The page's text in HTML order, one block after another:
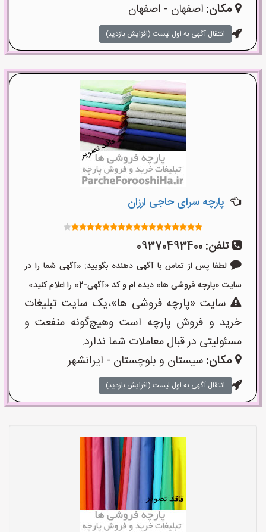
مکان: اصفهان - اصفهان
انتقال آگهی به اول لیست (افزایش بازدید)
پارچه سرای حاجی ارزان
تلفن: 09370493400
لطفا پس از تماس با آگهی دهنده بگویید: «آگهی شما را در
سایت «پارچه فروشی ها» دیده ام و کد «آگهی-2» را اعلام کنید»
سایت «پارچه فروشی ها»،یک سایت تبلیغات
خرید و فروش پارچه است وهیچ‌گونه منفعت و
مسئولیتی در قبال معاملات شما ندارد.
مکان: سیستان و بلوچستان - ایرانشهر
انتقال آگهی به اول لیست (افزایش بازدید)